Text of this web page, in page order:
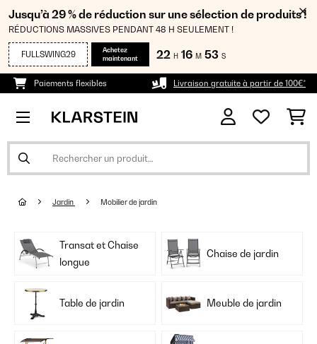
Jusqu’à 29 % de réduction sur une sélection de produits !
RÉDUCTIONS MASSIVES PENDANT 48 H SEULEMENT !
FULLSWING29
Achetez
maintenant
22 H 16 M 53 S
Paiements flexibles Livraison gratuite à partir de 100€*
Jardin Mobilier de jardin
Transat et Chaise
longue
Chaise de jardin
Table de jardin Meuble de jardin